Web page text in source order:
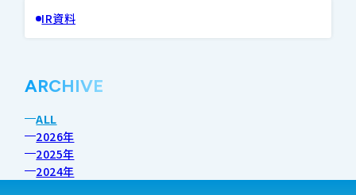
IR資料
ARCHIVE
ALL
2026年
2025年
2024年